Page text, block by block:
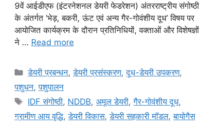
9वें आईडीएफ (इंटरनेशनल डेयरी फेडरेशन) अंतरराष्ट्रीय संगोष्ठी
के अंतर्गत ‘भेड़, बकरी, ऊंट एवं अन्य गैर-गोवंशीय दूध’ विषय पर
आयोजित कार्यक्रम के दौरान प्रतिनिधियों, वक्ताओं और विशेषज्ञों
ने … Read more
डेयरी प्रबन्धन,डेयरी प्रसंस्करण,दूध-डेयरी उपकरण,
पशुधन,पशुपालन
IDF संगोष्ठी, NDDB,अमूल डेयरी,गैर-गोवंशीय दूध,
ग्रामीण आय वृद्धि,डेयरी विकास,डेयरी सहकारी मॉडल,बायोगैस